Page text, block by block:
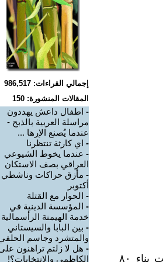
تناقلت وسائل التواصل الاجتماعي خبرا مفاده أن العتبة العباسية أنجزت بناء ٨٠
إجمالي القراءات: 986,517
المقالات المنشورة: 150
- اطفال داعش يهددون
مراسلة العربية بالذبح -
عندما يُصنع الإرها ...
- اي كارثة تنتظرنا
- عندما يخوط الشيوعي
العراقي بصف الاستكان
- مأزق حراكات وناشطي
أكتوبر
- الحوار مع القتلة
- المؤسسة الدينية في
خدمة الهيمنة الرأسمالية
- بين البابا والسيستاني
والمتشرد وجاسم
- هل لا زلتم تراهنون
الكاظمي والانتخابات؟!